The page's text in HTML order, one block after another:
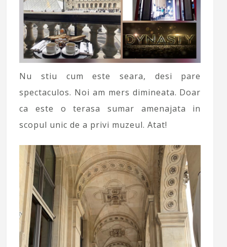
Nu stiu cum este seara, desi pare
spectaculos. Noi am mers dimineata. Doar
ca este o terasa sumar amenajata in
scopul unic de a privi muzeul. Atat!